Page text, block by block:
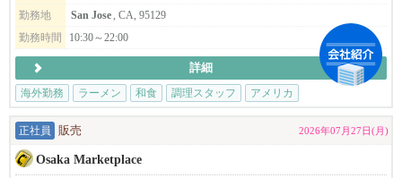
▶︎こんな方は、まずはご応募してみてください。
日本在住でアメリカでの飲食業の大成功を夢見ている方。米国在
住者で転職をお考えの方。
▶︎弊社の特徴
皆さんが年に1度は2週間程度の帰国やバケーションを楽しんでま
す！
「ええっ！そんなに休み取れるんですか？と驚かれる事も多いで
勤務地
San Jose , CA, 95129
勤務時間
10:30～22:00
詳細
海外勤務
ラーメン 和食 調理スタッフ アメリカ
正社員 販売 2026年07月27日(月)
Osaka Marketplace